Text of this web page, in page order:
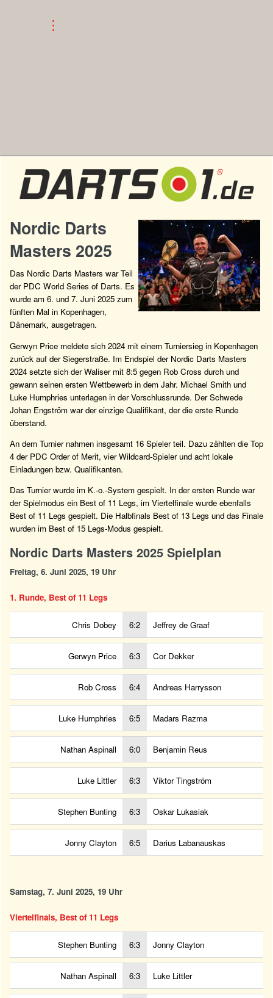
Nordic Darts
Masters 2025
Das Nordic Darts Masters war Teil
der PDC World Series of Darts. Es
wurde am 6. und 7. Juni 2025 zum
fünften Mal in Kopenhagen,
Dänemark, ausgetragen.
Gerwyn Price meldete sich 2024 mit einem Turniersieg in Kopenhagen
zurück auf der Siegerstraße. Im Endspiel der Nordic Darts Masters
2024 setzte sich der Waliser mit 8:5 gegen Rob Cross durch und
gewann seinen ersten Wettbewerb in dem Jahr. Michael Smith und
Luke Humphries unterlagen in der Vorschlussrunde. Der Schwede
Johan Engström war der einzige Qualifikant, der die erste Runde
überstand.
An dem Turnier nahmen insgesamt 16 Spieler teil. Dazu zählten die Top
4 der PDC Order of Merit, vier Wildcard-Spieler und acht lokale
Einladungen bzw. Qualifikanten.
Das Turnier wurde im K.-o.-System gespielt. In der ersten Runde war
der Spielmodus ein Best of 11 Legs, im Viertelfinale wurde ebenfalls
Best of 11 Legs gespielt. Die Halbfinals Best of 13 Legs und das Finale
wurden im Best of 15 Legs-Modus gespielt.
Nordic Darts Masters 2025 Spielplan
Freitag, 6. Juni 2025, 19 Uhr
1. Runde, Best of 11 Legs
Chris Dobey 6:2 Jeffrey de Graaf
Gerwyn Price 6:3 Cor Dekker
Rob Cross 6:4 Andreas Harrysson
Luke Humphries 6:5 Madars Razma
Nathan Aspinall 6:0 Benjamin Reus
Luke Littler 6:3 Viktor Tingström
Stephen Bunting 6:3 Oskar Lukasiak
Jonny Clayton 6:5 Darius Labanauskas
Samstag, 7. Juni 2025, 19 Uhr
Viertelfinals, Best of 11 Legs
Stephen Bunting 6:3 Jonny Clayton
Nathan Aspinall 6:3 Luke Littler